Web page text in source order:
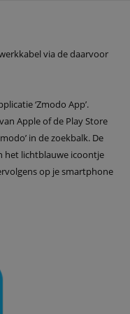
via de daarvoor
‘Zmodo App’.
Apple of de Play Store
in de zoekbalk. De
het lichtblauwe icoontje
op je smartphone